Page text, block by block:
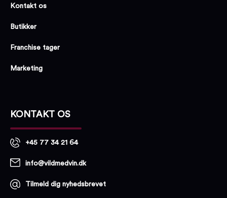
Kontakt os
Butikker
Franchise tager
Marketing
KONTAKT OS
+45 77 34 21 64
info@vildmedvin.dk
Tilmeld dig nyhedsbrevet